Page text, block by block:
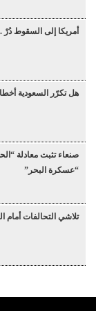
أمريكا إلى السقوط
هل تكرّر السعودية
صنعاء تثبت معادلة
“عسكرة البحر”
تلاشي التحالفات أمام